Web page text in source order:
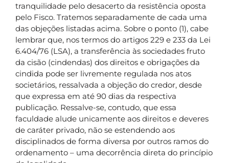
tranquilidade pelo desacerto da resistência oposta
pelo Fisco. Tratemos separadamente de cada uma
das objeções listadas acima. Sobre o ponto (1), cabe
lembrar que, nos termos do artigos 229 e 233 da Lei
6.404/76 (LSA), a transferência às sociedades fruto
da cisão (cindendas) dos direitos e obrigações da
cindida pode ser livremente regulada nos atos
societários, ressalvada a objeção do credor, desde
que expressa em até 90 dias da respectiva
publicação. Ressalve-se, contudo, que essa
faculdade alude unicamente aos direitos e deveres
de caráter privado, não se estendendo aos
disciplinados de forma diversa por outros ramos do
ordenamento – uma decorrência direta do princípio